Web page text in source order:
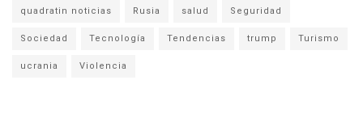
quadratin noticias Rusia salud Seguridad
Sociedad Tecnología Tendencias trump Turismo
ucrania Violencia